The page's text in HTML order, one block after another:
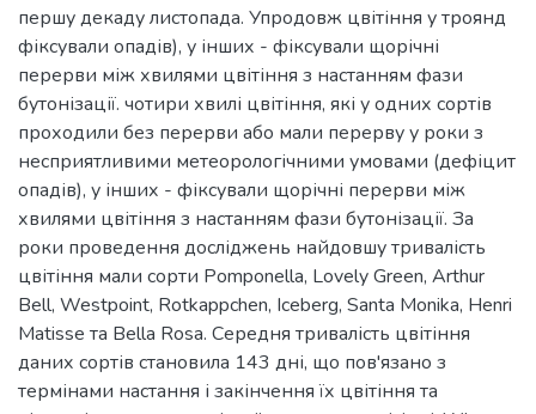
першу декаду листопада. Упродовж цвітіння у троянд
фіксували опадів), у інших - фіксували щорічні
перерви між хвилями цвітіння з настанням фази
бутонізації. чотири хвилі цвітіння, які у одних сортів
проходили без перерви або мали перерву у роки з
несприятливими метеорологічними умовами (дефіцит
опадів), у інших - фіксували щорічні перерви між
хвилями цвітіння з настанням фази бутонізації. За
роки проведення досліджень найдовшу тривалість
цвітіння мали сорти Pomponella, Lovely Green, Arthur
Bell, Westpoint, Rotkappchen, Iceberg, Santa Monika, Henri
Matisse та Bella Rosa. Середня тривалість цвітіння
даних сортів становила 143 дні, що пов'язано з
термінами настання і закінчення їх цвітіння та